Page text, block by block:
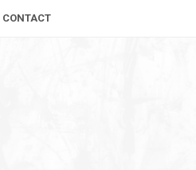
CONTACT